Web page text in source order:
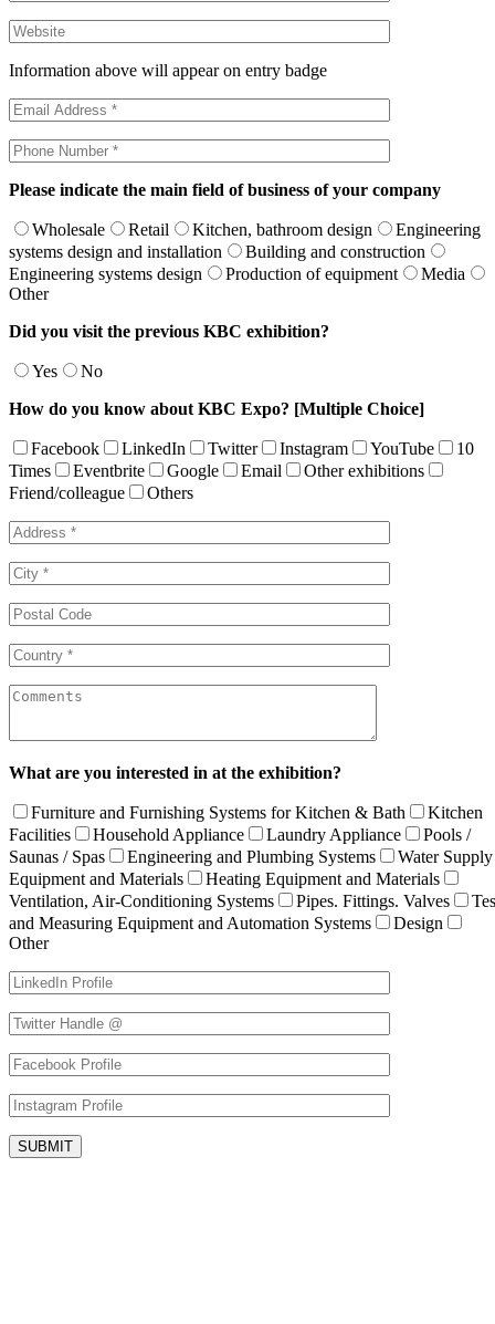
Information above will appear on entry badge
Please indicate the main field of business of your company
Wholesale Retail Kitchen, bathroom design
Engineering
systems design and installation
Building and construction
Engineering systems design
Production of equipment
Media
Other
Did you visit the previous KBC exhibition?
Yes
No
How do you know about KBC Expo? [Multiple Choice]
Facebook LinkedIn Twitter Instagram YouTube
10
Times
Eventbrite Google Email
Other exhibitions
Friend/colleague
Others
What are you interested in at the exhibition?
Furniture and Furnishing Systems for Kitchen & Bath
Kitchen
Facilities
Household Appliance Laundry Appliance
Pools /
Saunas / Spas
Engineering and Plumbing Systems
Water Supply
Equipment and Materials
Heating Equipment and Materials
Ventilation, Air-Conditioning Systems
Pipes. Fittings. Valves
and Measuring Equipment and Automation Systems
Design
Other